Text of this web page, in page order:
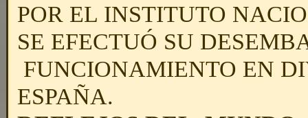
POR EL INSTITUTO
SE EFECTUÓ SU
FUNCIONAMIENTO EN
ESPAÑA.